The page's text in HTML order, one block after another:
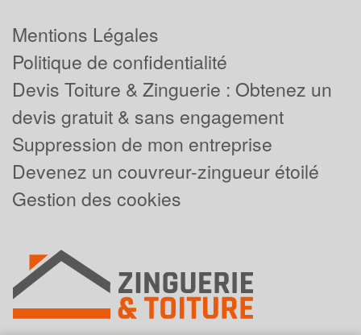
Mentions Légales
Politique de confidentialité
Devis Toiture & Zinguerie : Obtenez un
devis gratuit & sans engagement
Suppression de mon entreprise
Devenez un couvreur-zingueur étoilé
Gestion des cookies